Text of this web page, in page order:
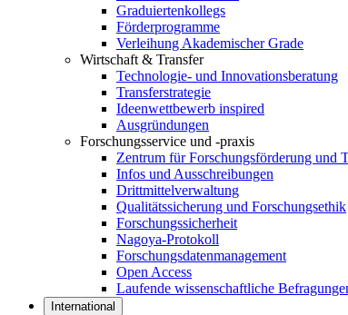
Graduiertenkollegs
Förderprogramme
Verleihung Akademischer Grade
Wirtschaft & Transfer
Technologie- und Innovationsberatung
Transferstrategie
Ideenwettbewerb inspired
Ausgründungen
Forschungsservice und -praxis
Zentrum für Forschungsförderung und
Infos und Ausschreibungen
Drittmittelverwaltung
Qualitätssicherung und Forschungsethik
Forschungssicherheit
Nagoya-Protokoll
Forschungsdatenmanagement
Open Access
Laufende wissenschaftliche
International